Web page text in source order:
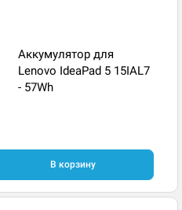
Аккумулятор для
Lenovo IdeaPad 5 15IAL7
- 57Wh
В корзину